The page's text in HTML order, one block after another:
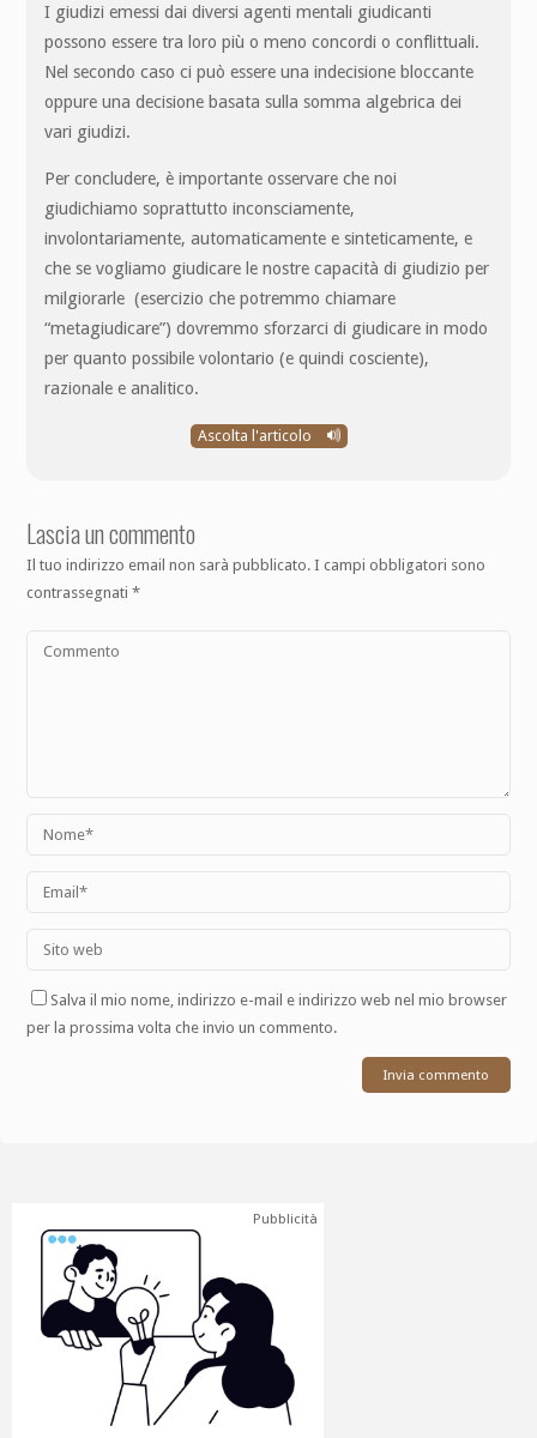
I giudizi emessi dai diversi agenti mentali giudicanti
possono essere tra loro più o meno concordi o conflittuali.
Nel secondo caso ci può essere una indecisione bloccante
oppure una decisione basata sulla somma algebrica dei
vari giudizi.
Per concludere, è importante osservare che noi
giudichiamo soprattutto inconsciamente,
involontariamente, automaticamente e sinteticamente, e
che se vogliamo giudicare le nostre capacità di giudizio per
milgiorarle (esercizio che potremmo chiamare
“metagiudicare”) dovremmo sforzarci di giudicare in modo
per quanto possibile volontario (e quindi cosciente),
razionale e analitico.
Ascolta l'articolo
Lascia un commento
Il tuo indirizzo email non sarà pubblicato. I campi obbligatori sono
contrassegnati*
Salva il mio nome, indirizzo e-mail e indirizzo web nel mio browser
per la prossima volta che invio un commento.
Pubblicità